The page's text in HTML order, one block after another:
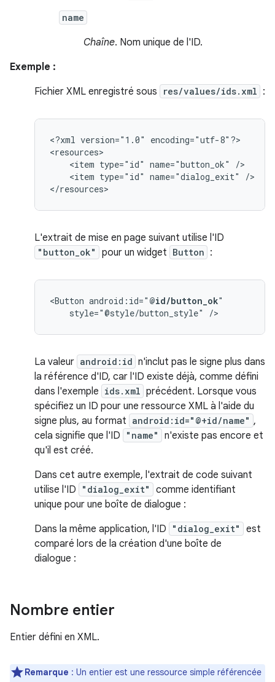
name
Chaîne. Nom unique de l'ID.
Exemple :
Fichier XML enregistré sous
res/values/ids.xml :
<?xml version="1.0"
encoding="utf-8"?>
<item type="id" name="button_ok"
<item type="id" name="dialog_exit"
/>
</resources>
L'extrait de mise en page suivant utilise l'ID
"button_ok" pour un widget Button :
<Button android:id=" @id/button_ok
style="@style/button_style"
/>
La valeur android:id n'inclut pas le signe plus dans
la référence d'ID, car l'ID existe déjà, comme défini
dans l'exemple ids.xml précédent. Lorsque vous
spécifiez un ID pour une ressource XML à l'aide du
signe plus, au format android:id="@+id/name" ,
cela signifie que l'ID
"name"
n'existe pas encore et
qu'il est créé.
Dans cet autre exemple, l'extrait de code suivant
utilise l'ID
"dialog_exit"
comme identifiant
unique pour une boîte de dialogue :
Dans la même application, l'ID
"dialog_exit"
est
comparé lors de la création d'une boîte de
dialogue :
Nombre entier
Entier défini en XML.
Remarque : Un entier est une ressource simple référencée